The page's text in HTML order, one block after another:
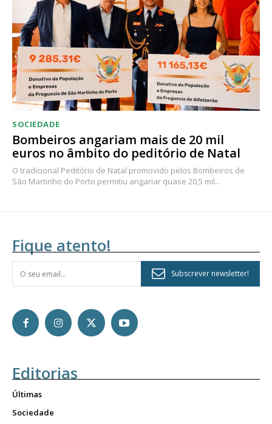
SOCIEDADE
Bombeiros angariam mais de 20 mil
euros no âmbito do peditório de Natal
O tradicional Peditório de Natal promovido pelos Bombeiros de
São Martinho do Porto permitiu angariar quase 20,5 mil...
Fique atento!
Subscrever newsletter!
Editorias
Últimas
Sociedade